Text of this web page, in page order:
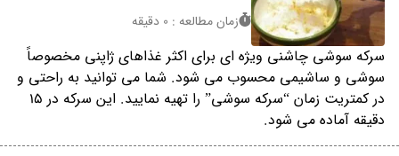
زمان مطالعه : 0 دقیقه
سرکه سوشی چاشنی ویژه ای برای اکثر غذاهای ژاپنی مخصوصاً
سوشی و ساشیمی محسوب می شود. شما می توانید به راحتی و
در کمتریت زمان “سرکه سوشی” را تهیه نمایید. این سرکه در 15
دقیقه آماده می شود.